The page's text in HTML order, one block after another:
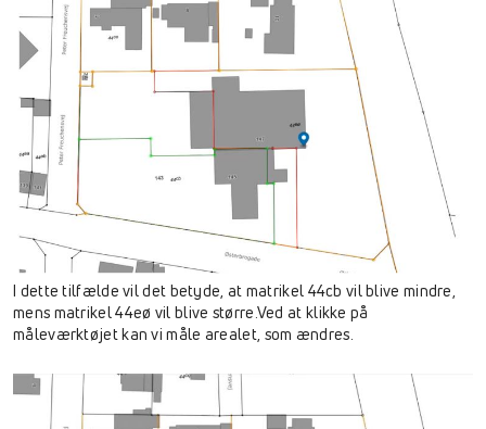
I dette tilfælde vil det betyde, at matrikel 44cb vil blive mindre,
mens matrikel 44eø vil blive større.Ved at klikke på
måleværktøjet kan vi måle arealet, som ændres.